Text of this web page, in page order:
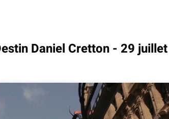
Daniel Cretton - 29 juillet